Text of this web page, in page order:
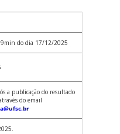
do dia 17/12/2025
a publicação do resultado
do email